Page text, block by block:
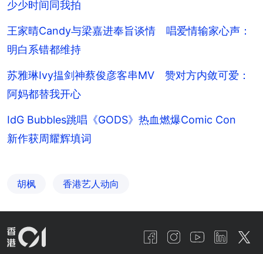
少少时间同我拍
王家晴Candy与梁嘉进奉旨谈情 唱爱情输家心声：
明白系错都维持
苏雅琳Ivy揾剑神蔡俊彦客串MV 赞对方内敛可爱：
阿妈都替我开心
IdG Bubbles跳唱《GODS》热血燃爆Comic Con
新作获周耀辉填词
胡枫 香港艺人动向